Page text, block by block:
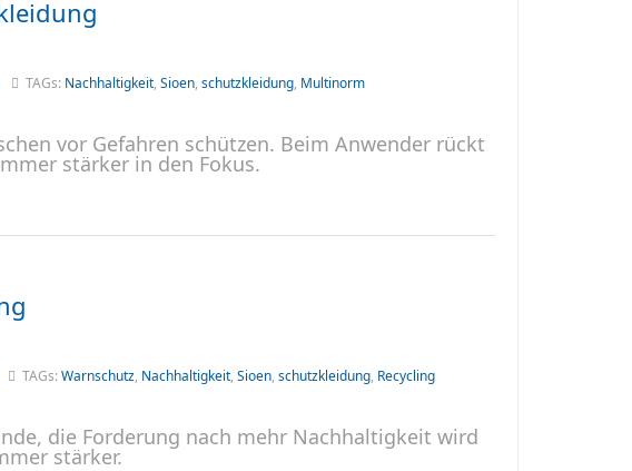
TAGs: Nachhaltigkeit, Sioen, schutzkleidung, Multinorm
vor Gefahren schützen. Beim Anwender rückt
stärker in den Fokus.
TAGs:Warnschutz, Nachhaltigkeit, Sioen, schutzkleidung, Recycling
die Forderung nach mehr Nachhaltigkeit wird
stärker.